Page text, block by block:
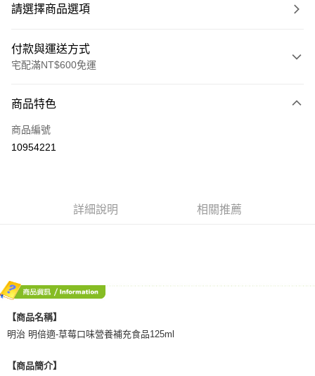
請選擇商品選項
付款與運送方式
宅配滿NT$600免運
信用卡一次付款
LINE Pay
相關說明
【關於「AFTEE先享後付」】
AFTEE先享後付是「在收到商品之後才付款」的支付方式。 讓您購物簡單
１．簡單：不需註冊會員、不需綁卡、不需儲值。
３．安心：先確認商品／服務後，再付款。
ATM付款
宅配
商品特色
商品編號
10954221
詳細說明 相關推薦
【商品名稱】
明治 明倍適-草莓口味營養補充食品125ml
【商品簡介】